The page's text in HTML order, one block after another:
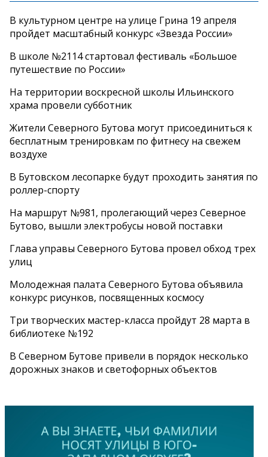
В культурном центре на улице Грина 19 апреля
пройдет масштабный конкурс «Звезда России»
В школе №2114 стартовал фестиваль «Большое
путешествие по России»
На территории воскресной школы Ильинского
храма провели субботник
Жители Северного Бутова могут присоединиться к
бесплатным тренировкам по фитнесу на свежем
воздухе
В Бутовском лесопарке будут проходить занятия по
роллер-спорту
На маршрут №981, пролегающий через Северное
Бутово, вышли электробусы новой поставки
Глава управы Северного Бутова провел обход трех
улиц
Молодежная палата Северного Бутова объявила
конкурс рисунков, посвященных космосу
Три творческих мастер-класса пройдут 28 марта в
библиотеке №192
В Северном Бутове привели в порядок несколько
дорожных знаков и светофорных объектов